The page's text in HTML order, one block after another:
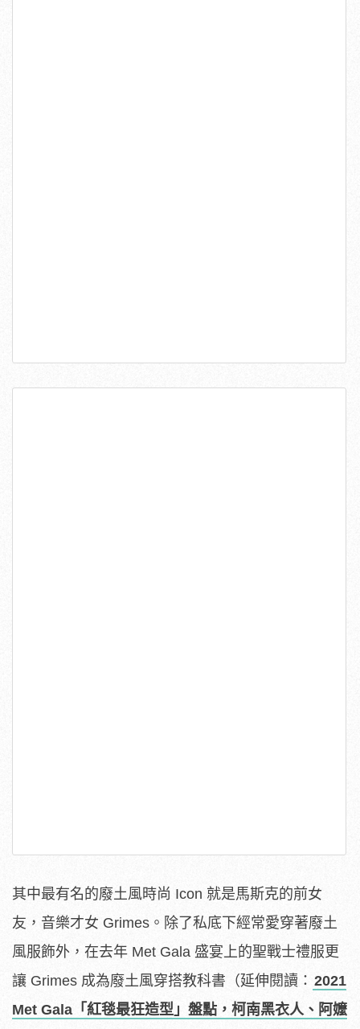
其中最有名的廢土風時尚 Icon 就是馬斯克的前女
友，音樂才女 Grimes。除了私底下經常愛穿著廢土
風服飾外，在去年 Met Gala 盛宴上的聖戰士禮服更
讓 Grimes 成為廢土風穿搭教科書（延伸閱讀： 2021
Met Gala「紅毯最狂造型」盤點，柯南黑衣人、阿嬤